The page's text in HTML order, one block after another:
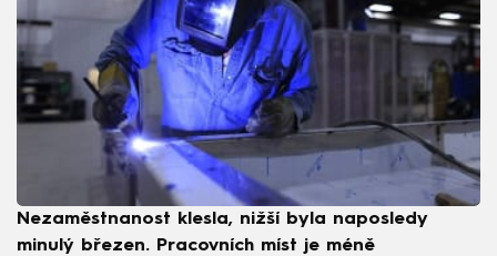
Nezaměstnanost klesla, nižší byla naposledy
minulý březen. Pracovních míst je méně